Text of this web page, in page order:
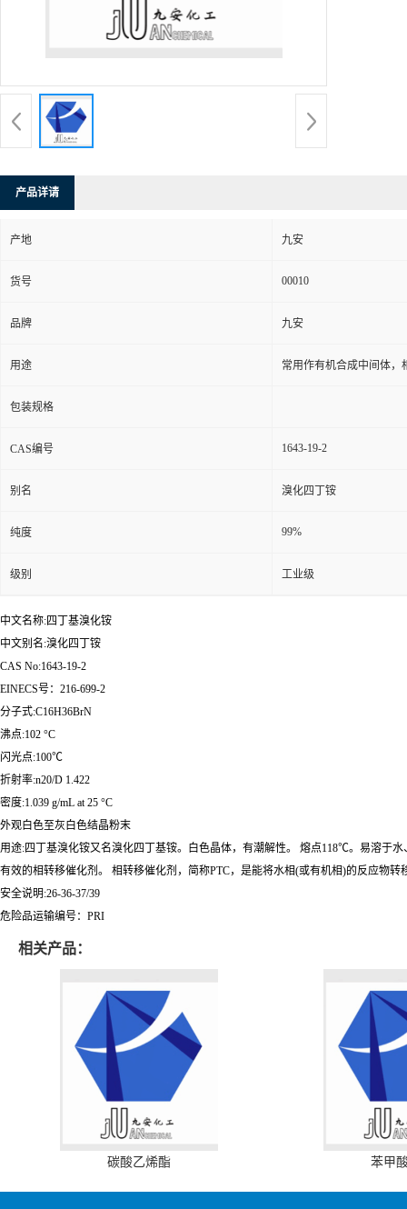
产品详请
产地 九安
货号 00010
品牌 九安
用途 常用作有机合成中间体，
包装规格
CAS编号 1643-19-2
别名 溴化四丁铵
纯度 99%
级别 工业级
中文名称:四丁基溴化铵
中文别名:溴化四丁铵
CAS No:1643-19-2
EINECS号：216-699-2
分子式:C16H36BrN
沸点:102 °C
闪光点:100℃
折射率:n20/D 1.422
密度:1.039 g/mL at 25 °C
外观白色至灰白色结晶粉末
用途:四丁基溴化铵又名溴化四丁基铵。白色晶体，有潮解性。 熔点118℃。易溶于
有效的相转移催化剂。 相转移催化剂，简称PTC，是能将水相(或有机相)的反应物转
安全说明:26-36-37/39
危险品运输编号：PRI
相关产品：
碳酸乙烯酯 苯甲